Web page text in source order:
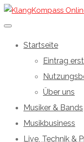
Startseite
Eintrag
Über uns
Musiker & Bands
Musikbusiness
Live, Technik &